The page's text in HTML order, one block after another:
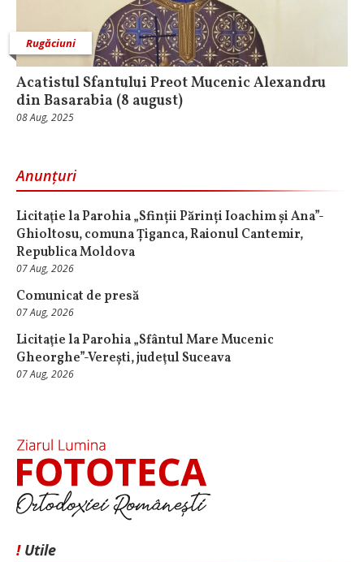
! Utile
Rugăciuni
Acatistul Sfantului Preot Mucenic Alexandru
din Basarabia (8 august)
08 Aug, 2025
Anunțuri
Licitaţie la Parohia „Sfinții Părinți Ioachim și Ana”-
Ghioltosu, comuna Țiganca, Raionul Cantemir,
Republica Moldova
07 Aug, 2026
Comunicat de presă
07 Aug, 2026
Licitaţie la Parohia „Sfântul Mare Mucenic
Gheorghe”-Verești, judeţul Suceava
07 Aug, 2026